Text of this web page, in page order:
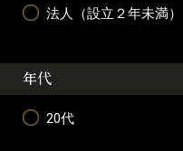
法人（設立２年未満）
年代
20代